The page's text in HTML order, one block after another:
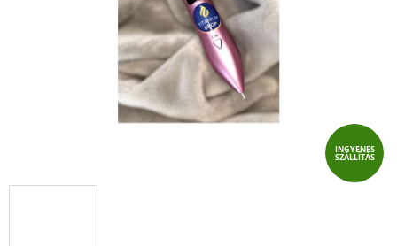
INGYENES
SZÁLLÍTÁS